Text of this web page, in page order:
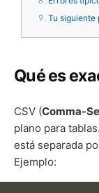
9 Tu siguiente
Qué es
CSV (Comma-
plano para
está separada
Ejemplo: